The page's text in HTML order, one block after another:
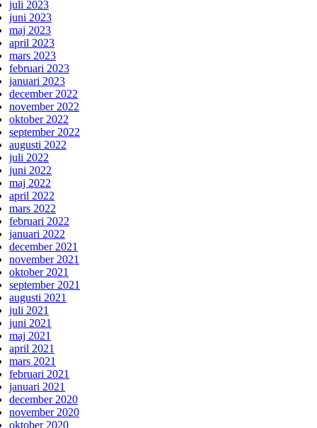
juli 2023
juni 2023
maj 2023
april 2023
mars 2023
februari 2023
januari 2023
december 2022
november 2022
oktober 2022
september 2022
augusti 2022
juli 2022
juni 2022
maj 2022
april 2022
mars 2022
februari 2022
januari 2022
december 2021
november 2021
oktober 2021
september 2021
augusti 2021
juli 2021
juni 2021
maj 2021
april 2021
mars 2021
februari 2021
januari 2021
december 2020
november 2020
oktober 2020